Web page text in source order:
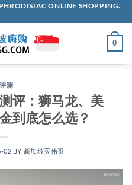
ONLINE SHOPPING.
0
测
评：狮马龙、美
到底怎么选？
02 BY 新加坡买伟哥